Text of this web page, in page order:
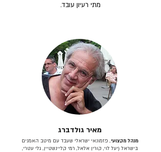
מתי רעיון עובד.
מאיר גולדברג
מנהל מקצועי, פזמונאי ישראלי שעבד עם מיטב האמנים
בישראל (יעל לוי, קורין אלאל, רמי קליינשטיין, גלי עטרי,